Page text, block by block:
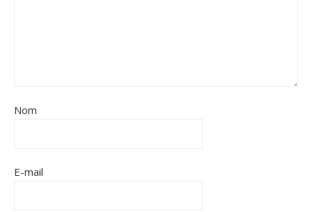
Nom
E-mail